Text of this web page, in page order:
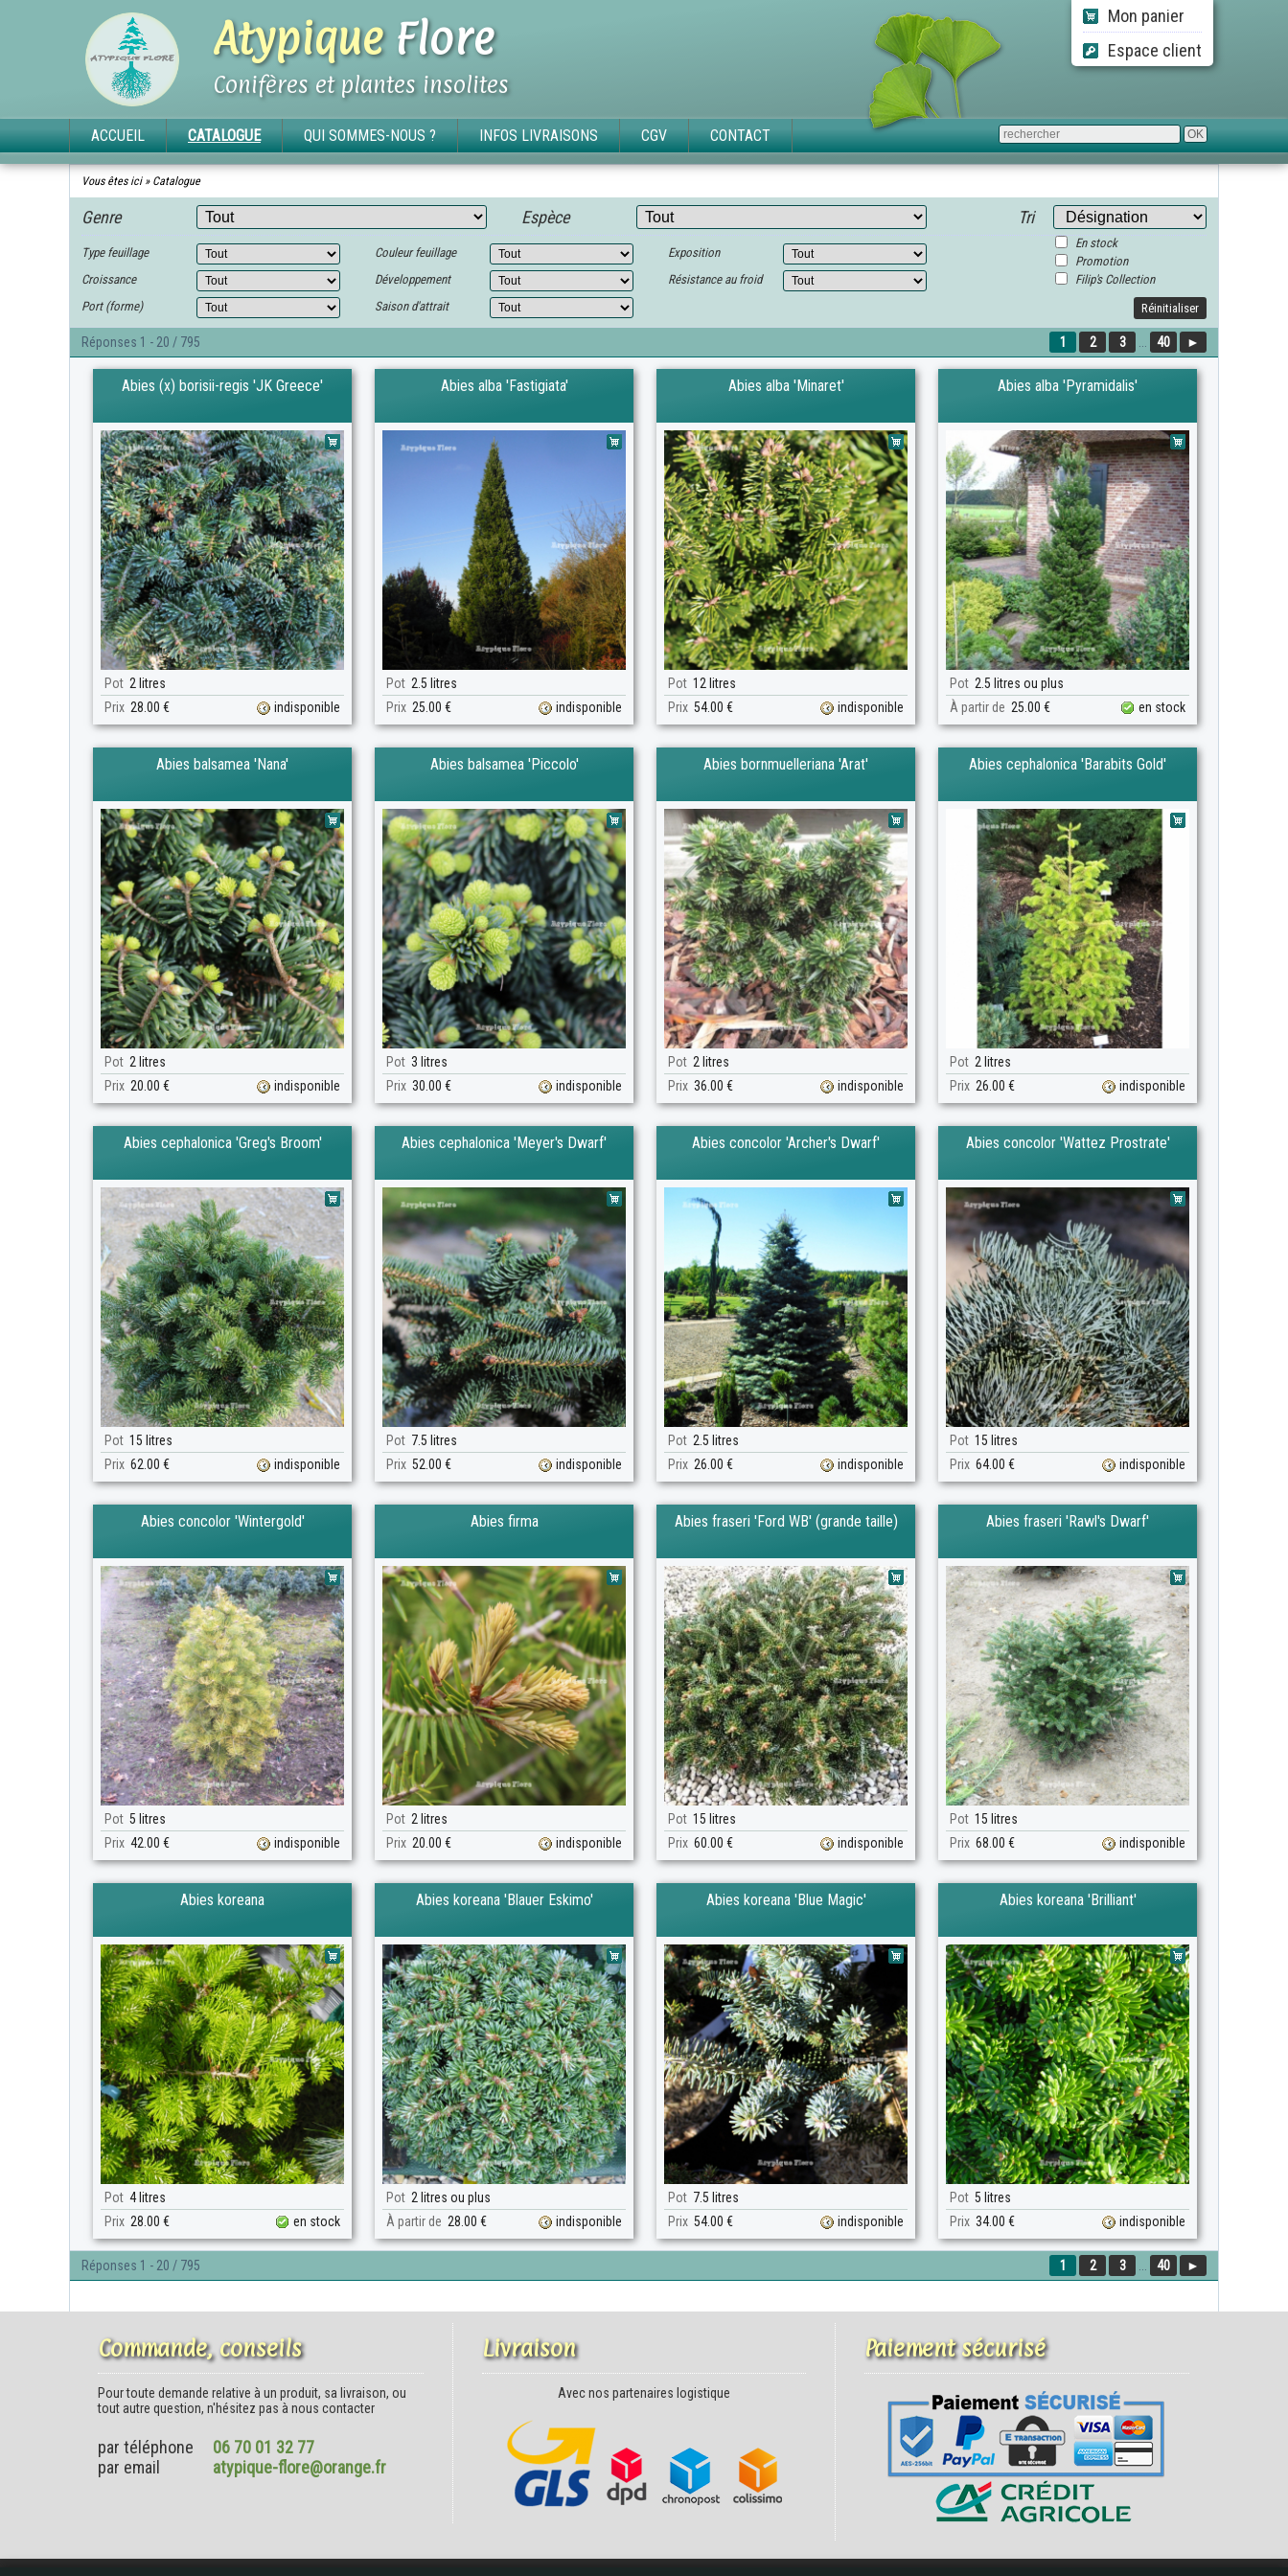
AtypiqueFlore
Conifères et plantes insolites
Mon panier
Espace client
ACCUEIL CATALOGUE QUI SOMMES-NOUS ? INFOS LIVRAISONS CGV CONTACT
Vous êtes ici » Catalogue
Tri
Genre Espèce
En stock
Promotion
Filip's Collection
Type feuillage Couleur feuillage
Exposition
Croissance
Développement
Résistance au froid
Port (forme)
Saison d'attrait Réinitialiser
Réponses 1 - 20 / 795 1 2 3 40 ►
Abies (x) borisii-regis 'JK Greece'
Pot 2 litres
Prix 28.00 € indisponible
Abies alba 'Fastigiata'
Pot 2.5 litres
Prix 25.00 € indisponible
Abies alba 'Minaret'
Pot 12 litres
Prix 54.00 € indisponible
Abies alba 'Pyramidalis'
Pot 2.5 litres ou plus
À partir de 25.00 € en stock
Abies balsamea 'Nana'
Pot 2 litres
Prix 20.00 € indisponible
Abies balsamea 'Piccolo'
Pot 3 litres
Prix 30.00 € indisponible
Abies bornmuelleriana 'Arat'
Pot 2 litres
Prix 36.00 € indisponible
Abies cephalonica 'Barabits Gold'
Pot 2 litres
Prix 26.00 € indisponible
Abies cephalonica 'Greg's Broom'
Pot 15 litres
Prix 62.00 € indisponible
Abies cephalonica 'Meyer's Dwarf'
Pot 7.5 litres
Prix 52.00 € indisponible
Abies concolor 'Archer's Dwarf'
Pot 2.5 litres
Prix 26.00 € indisponible
Abies concolor 'Wattez Prostrate'
Pot 15 litres
Prix 64.00 € indisponible
Abies concolor 'Wintergold'
Pot 5 litres
Prix 42.00 € indisponible
Abies firma
Pot 2 litres
Prix 20.00 € indisponible
Abies fraseri 'Ford WB' (grande taille)
Pot 15 litres
Prix 60.00 € indisponible
Abies fraseri 'Rawl's Dwarf'
Pot 15 litres
Prix 68.00 € indisponible
Abies koreana
Pot 4 litres
Prix 28.00 € en stock
Abies koreana 'Blauer Eskimo'
Pot 2 litres ou plus
À partir de 28.00 € indisponible
Abies koreana 'Blue Magic'
Pot 7.5 litres
Prix 54.00 € indisponible
Abies koreana 'Brilliant'
Pot 5 litres
Prix 34.00 € indisponible
Réponses 1 - 20 / 795 1 2 3 40 ►
Commande, conseils
Pour toute demande relative à un produit, sa livraison, ou
tout autre question, n'hésitez pas à nous contacter
par téléphone
06 70 01 32 77
par email
atypique-flore@orange.fr
Livraison
Avec nos partenaires logistique
Paiement sécurisé